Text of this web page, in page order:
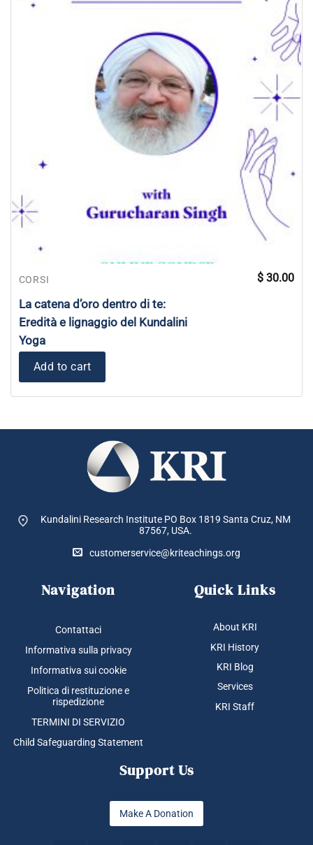
CORSI
La catena d’oro dentro di te:
Eredità e lignaggio del Kundalini
Yoga
$ 30.00
Add to cart
Kundalini Research Institute PO Box 1819 Santa Cruz, NM
87567, USA.
customerservice@kriteachings.org
Navigation
Contattaci
Informativa sulla privacy
Informativa sui cookie
Politica di restituzione e
rispedizione
TERMINI DI SERVIZIO
Child Safeguarding Statement
Quick Links
About KRI
KRI History
KRI Blog
Services
KRI Staff
Support Us
Make A Donation